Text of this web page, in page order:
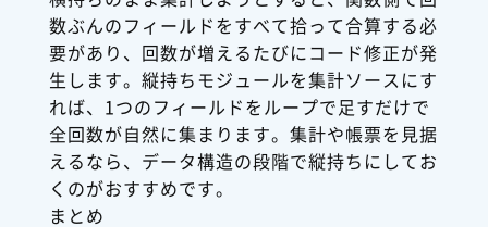
数ぶんのフィールドをすべて拾って合算する必
要があり、回数が増えるたびにコード修正が発
生します。縦持ちモジュールを集計ソースにす
れば、1つのフィールドをループで足すだけで
全回数が自然に集まります。集計や帳票を見据
えるなら、データ構造の段階で縦持ちにしてお
くのがおすすめです。
まとめ